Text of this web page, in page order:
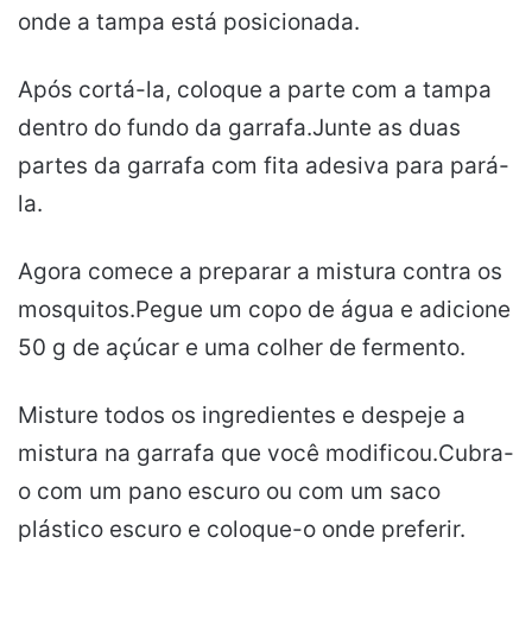
onde a tampa está posicionada.
Após cortá-la, coloque a parte com a tampa
dentro do fundo da garrafa.Junte as duas
partes da garrafa com fita adesiva para pará-
la.
Agora comece a preparar a mistura contra os
mosquitos.Pegue um copo de água e adicione
50 g de açúcar e uma colher de fermento.
Misture todos os ingredientes e despeje a
mistura na garrafa que você modificou.Cubra-
o com um pano escuro ou com um saco
plástico escuro e coloque-o onde preferir.